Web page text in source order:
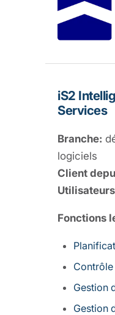
iS2
Services
Branche:
logiciels
Client
Fonctions
Gestion
Gestion